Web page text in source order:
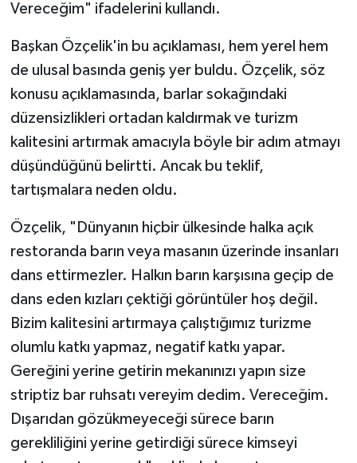
Vereceğim" ifadelerini kullandı.
Başkan Özçelik'in bu açıklaması, hem yerel hem
de ulusal basında geniş yer buldu. Özçelik, söz
konusu açıklamasında, barlar sokağındaki
düzensizlikleri ortadan kaldırmak ve turizm
kalitesini artırmak amacıyla böyle bir adım atmayı
düşündüğünü belirtti. Ancak bu teklif,
tartışmalara neden oldu.
Özçelik, "Dünyanın hiçbir ülkesinde halka açık
restoranda barın veya masanın üzerinde insanları
dans ettirmezler. Halkın barın karşısına geçip de
dans eden kızları çektiği görüntüler hoş değil.
Bizim kalitesini artırmaya çalıştığımız turizme
olumlu katkı yapmaz, negatif katkı yapar.
Gereğini yerine getirin mekanınızı yapın size
striptiz bar ruhsatı vereyim dedim. Vereceğim.
Dışarıdan gözükmeyeceği sürece barın
gerekliliğini yerine getirdiği sürece kimseyi